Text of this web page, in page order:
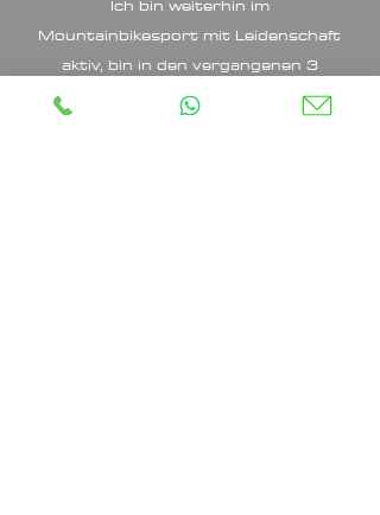
Mountainbikesport mit Leidenschaft
aktiv, bin in den vergangenen 3
Jahren nochmals Weltcuprennen
gefahren und werde nun Scott und